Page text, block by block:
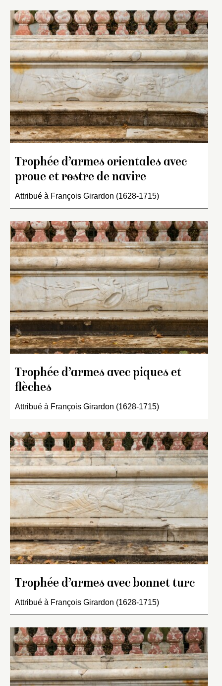
Trophée d’armes orientales avec
proue et rostre de navire
Attribué à François Girardon (1628-1715)
Trophée d’armes avec piques et
flèches
Attribué à François Girardon (1628-1715)
Trophée d’armes avec bonnet turc
Attribué à François Girardon (1628-1715)